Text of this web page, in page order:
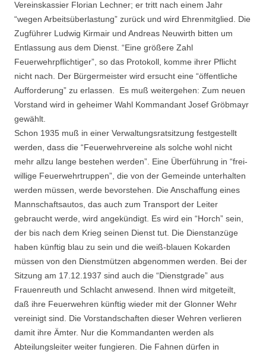
Vereinskassier Florian Lechner; er tritt nach einem Jahr
“wegen Ar­beitsüberlastung” zurück und wird Ehrenmitglied. Die
Zugführer Ludwig Kirmair und An­dreas Neuwirth bitten um
Entlassung aus dem Dienst. “Eine größere Zahl
Feuerwehrpflich­tiger”, so das Protokoll, komme ihrer Pflicht
nicht nach. Der Bürgermeister wird ersucht eine “öffentliche
Aufforderung” zu erlassen. Es muß weitergehen: Zum neuen
Vorstand wird in geheimer Wahl Kommandant Josef Gröbmayr
gewählt.
Schon 1935 muß in einer Verwaltungsratsitzung festgestellt
werden, dass die “Feuerwehr­vereine als solche wohl nicht
mehr allzu lange bestehen werden”. Eine Überführung in “frei­
willige Feuerwehrtruppen”, die von der Gemeinde unterhalten
werden müssen, werde be­vorstehen. Die Anschaffung eines
Mannschaftsautos, das auch zum Transport der Leiter
gebraucht werde, wird angekündigt. Es wird ein “Horch” sein,
der bis nach dem Krieg seinen Dienst tut. Die Dienstanzüge
haben künftig blau zu sein und die weiß-blauen Kokar­den
müssen von den Dienstmützen abgenommen werden. Bei der
Sitzung am 17.12.1937 sind auch die “Dienstgrade” aus
Frauenreuth und Schlacht anwesend. Ihnen wird mitgeteilt,
daß ihre Feuerwehren künftig wieder mit der Glonner Wehr
vereinigt sind. Die Vorstand­schaften dieser Wehren verlieren
damit ihre Ämter. Nur die Kommandanten werden als
Abteilungsleiter weiter fungieren. Die Fahnen dürfen in